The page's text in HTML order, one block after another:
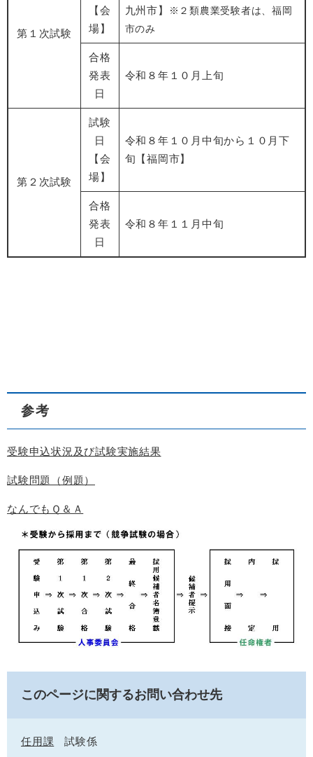
第１次試験
【会
場】
九州市】
※２類農業受験者は、福岡
市のみ
合格
発表
日
令和８年１０月上旬
第２次試験
試験
日
【会
場】
令和８年１０月中旬から１０月下
旬【福岡市】
合格
発表
日
令和８年１１月中旬
参考
受験申込状況及び試験実施結果
試験問題（例題）
なんでもＱ＆Ａ
このページに関するお問い合わせ先
任用課 試験係